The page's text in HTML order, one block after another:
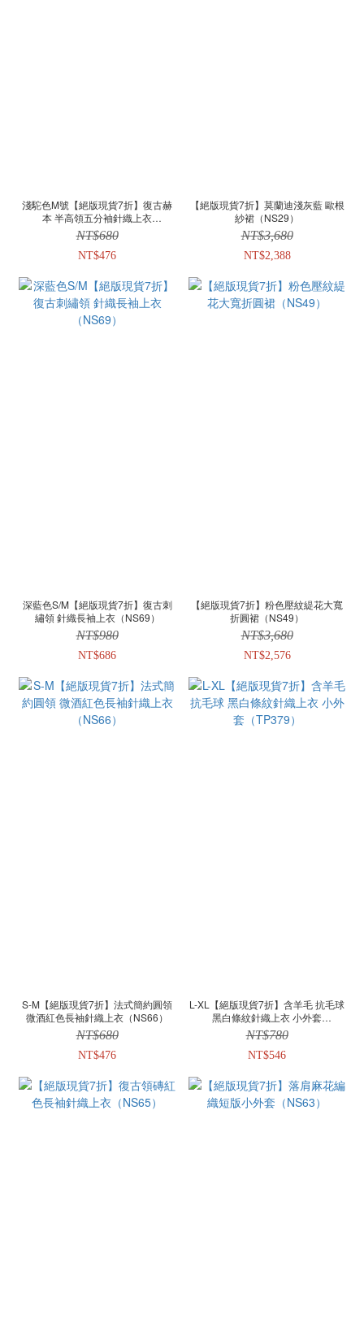
淺駝色M號【絕版現貨7折】復古赫
本 半高領五分袖針織上衣
（TP295）
NT$680
NT$476
【絕版現貨7折】莫蘭迪淺灰藍 歐根
紗裙（NS29）
NT$3,680
NT$2,388
深藍色S/M【絕版現貨7折】復古刺
繡領 針織長袖上衣（NS69）
NT$980
NT$686
【絕版現貨7折】粉色壓紋緹花大寬
折圓裙（NS49）
NT$3,680
NT$2,576
S-M【絕版現貨7折】法式簡約圓領
微酒紅色長袖針織上衣（NS66）
NT$680
NT$476
L-XL【絕版現貨7折】含羊毛 抗毛球
黑白條紋針織上衣 小外套
（TP379）
NT$780
NT$546